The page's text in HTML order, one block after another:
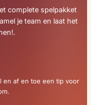
complete spelpakket
je team en laat het
en af en toe een tip voor